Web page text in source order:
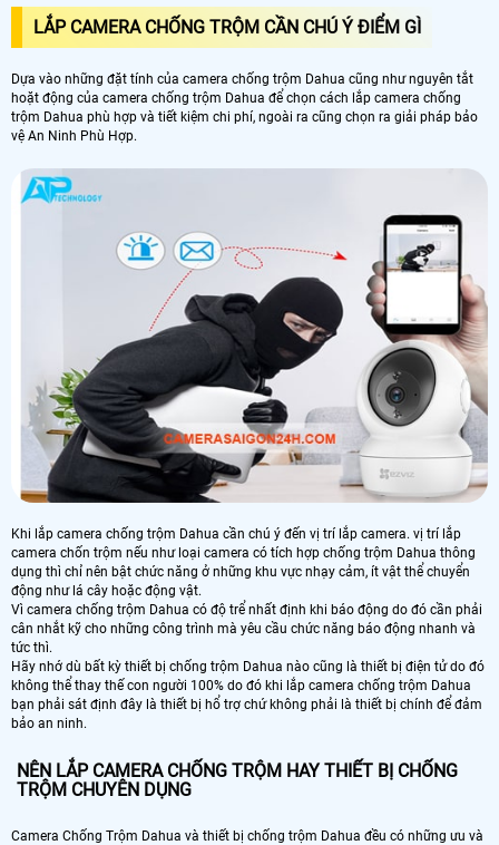
LẮP CAMERA CHỐNG TRỘM CẦN CHÚ Ý ĐIỂM GÌ
Dựa vào những đặt tính của camera chống trộm Dahua cũng như nguyên tắt
hoặt động của camera chống trộm Dahua để chọn cách lắp camera chống
trộm Dahua phù hợp và tiết kiệm chi phí, ngoài ra cũng chọn ra giải pháp bảo
vệ An Ninh Phù Hợp.
Khi lắp camera chống trộm Dahua cần chú ý đến vị trí lắp camera. vị trí lắp
camera chốn trộm nếu như loại camera có tích hợp chống trộm Dahua thông
dụng thì chỉ nên bật chức năng ở những khu vực nhạy cảm, ít vật thể chuyển
động như lá cây hoặc động vật.
Vì camera chống trộm Dahua có độ trể nhất định khi báo động do đó cần phải
cân nhắt kỹ cho những công trình mà yêu cầu chức năng báo động nhanh và
tức thì.
Hãy nhớ dù bất kỳ thiết bị chống trộm Dahua nào cũng là thiết bị điện tử do đó
không thể thay thế con người 100% do đó khi lắp camera chống trộm Dahua
bạn phải sát định đây là thiết bị hổ trợ chứ không phải là thiết bị chính để đảm
bảo an ninh.
NÊN LẮP CAMERA CHỐNG TRỘM HAY THIẾT BỊ CHỐNG
TRỘM CHUYÊN DỤNG
Camera Chống Trộm Dahua và thiết bị chống trộm Dahua đều có những ưu và